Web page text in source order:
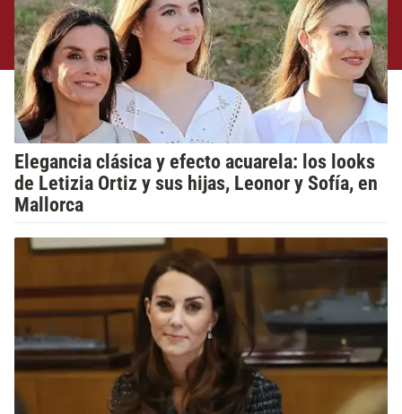
Elegancia clásica y efecto acuarela: los looks
de Letizia Ortiz y sus hijas, Leonor y Sofía, en
Mallorca